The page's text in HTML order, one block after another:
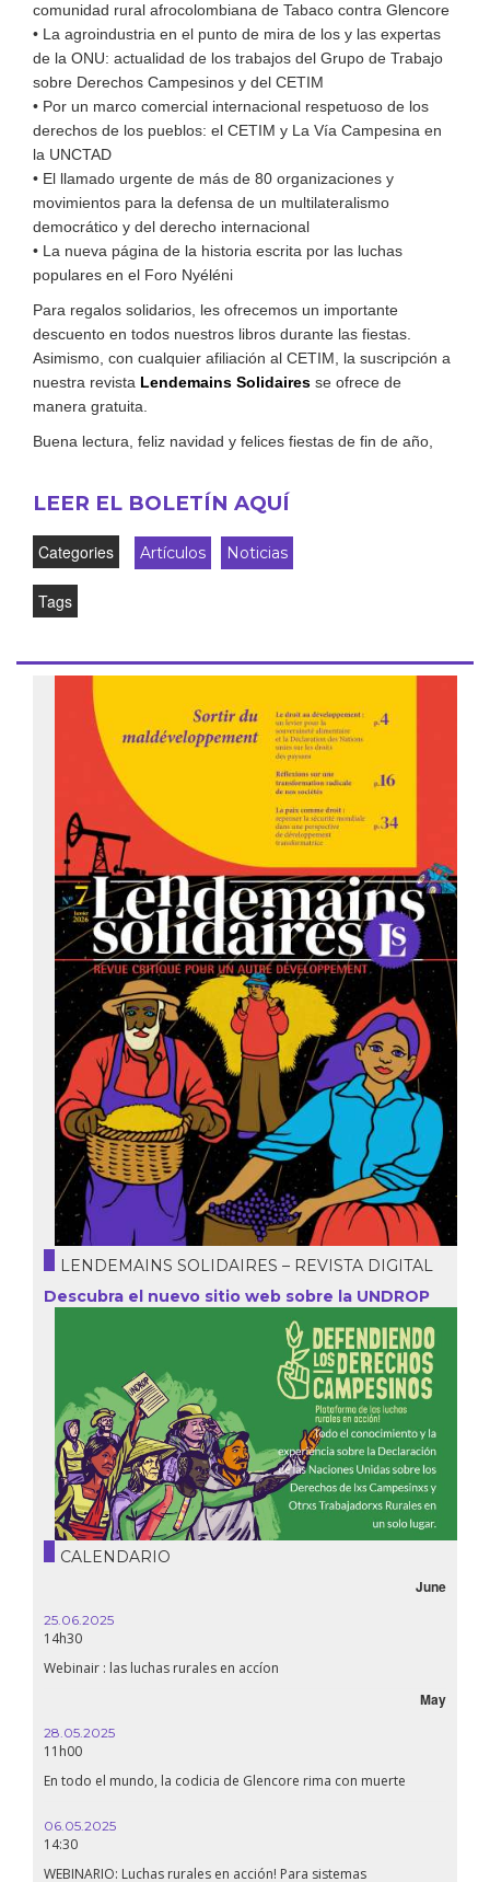
comunidad rural afrocolombiana de Tabaco contra Glencore
• La agroindustria en el punto de mira de los y las expertas
de la ONU: actualidad de los trabajos del Grupo de Trabajo
sobre Derechos Campesinos y del CETIM
• Por un marco comercial internacional respetuoso de los
derechos de los pueblos: el CETIM y La Vía Campesina en
la UNCTAD
• El llamado urgente de más de 80 organizaciones y
movimientos para la defensa de un multilateralismo
democrático y del derecho internacional
• La nueva página de la historia escrita por las luchas
populares en el Foro Nyéléni
Para regalos solidarios, les ofrecemos un importante
descuento en todos nuestros libros durante las fiestas.
Asimismo, con cualquier afiliación al CETIM, la suscripción a
nuestra revista Lendemains Solidaires se ofrece de
manera gratuita.
Buena lectura, feliz navidad y felices fiestas de fin de año,
LEER EL BOLETÍN AQUÍ
Categories Artículos Noticias
Tags
LENDEMAINS SOLIDAIRES – REVISTA DIGITAL
Descubra el nuevo sitio web sobre la UNDROP
CALENDARIO
June
25.06.2025
14h30
Webinair : las luchas rurales en accíon
May
28.05.2025
11h00
En todo el mundo, la codicia de Glencore rima con muerte
06.05.2025
14:30
WEBINARIO: Luchas rurales en acción! Para sistemas